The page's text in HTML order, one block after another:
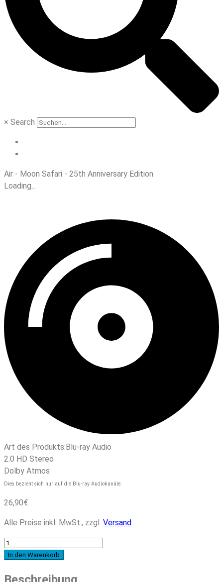
× Search
Air - Moon Safari - 25th Anniversary Edition
Loading...
Art des Produkts: Blu-ray Audio
2.0 HD Stereo
Dolby Atmos
Dies bezieht sich nur auf die Blu-ray Audiokanäle.
26,90€
Alle Preise inkl. MwSt., zzgl. Versand
Air
Safari
In den Warenkorb